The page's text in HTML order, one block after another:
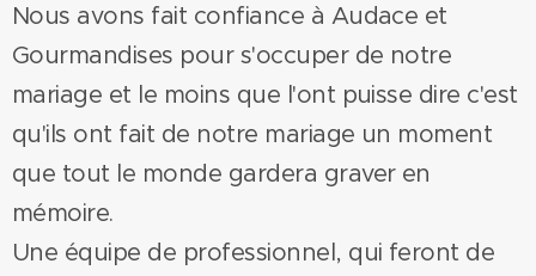
Nous avons fait confiance à Audace et
Gourmandises pour s'occuper de notre
mariage et le moins que l'ont puisse dire c'est
qu'ils ont fait de notre mariage un moment
que tout le monde gardera graver en
mémoire.
Une équipe de professionnel, qui feront de